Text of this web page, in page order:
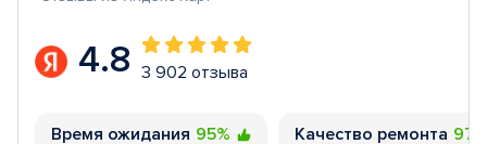
4.8 3 902 отзыва
Время ожидания 95% Качество ремонта